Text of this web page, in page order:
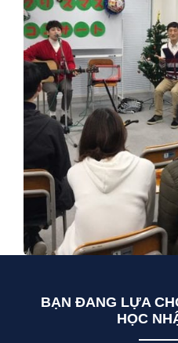
BẠN ĐANG LỰA
HỌC